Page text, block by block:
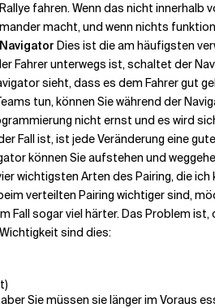
fahren. Wenn das nicht innerhalb
macht, und wenn nichts
Dies ist die am häufigsten
unterwegs ist, schaltet der
sieht, dass es dem Fahrer gut
tun, können Sie während der
nicht ernst und es wird
ist, ist jede Veränderung eine
können Sie aufstehen und
wichtigsten Arten des Pairing, die
verteilten Pairing wichtiger sind,
sogar viel härter. Das Problem
sind dies:
Sie müssen sie länger im Voraus